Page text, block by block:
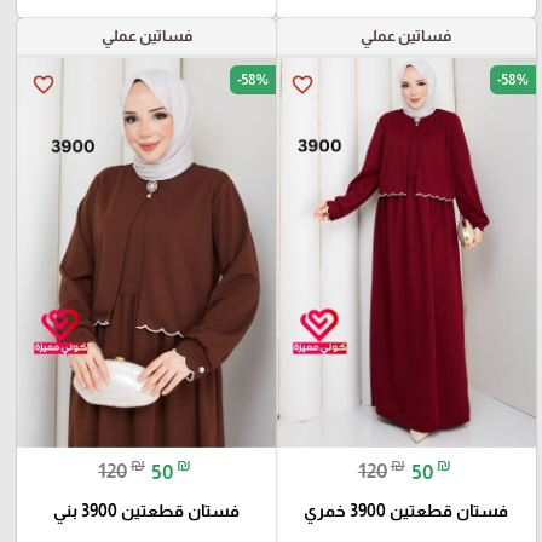
فساتين عملي
favorite_border -58%
120₪ 50 ₪
فستان قطعتين 3900 خمري
فساتين عملي
favorite_border -58%
120₪ 50 ₪
فستان قطعتين 3900 بني